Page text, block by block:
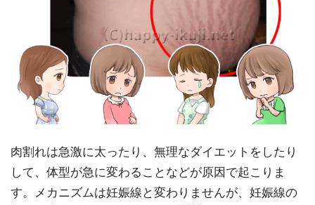
肉割れは急激に太ったり、無理なダイエットをしたり
して、体型が急に変わることなどが原因で起こりま
す。メカニズムは妊娠線と変わりませんが、妊娠線の